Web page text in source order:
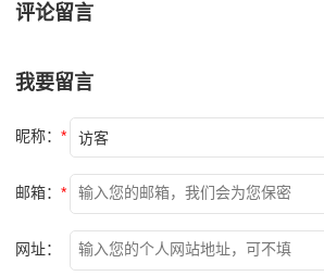
评论留言
我要留言
昵称： *
邮箱： *
网址：